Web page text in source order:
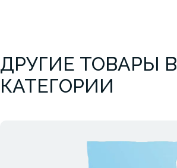
ДРУГИЕ ТОВАРЫ В
КАТЕГОРИИ